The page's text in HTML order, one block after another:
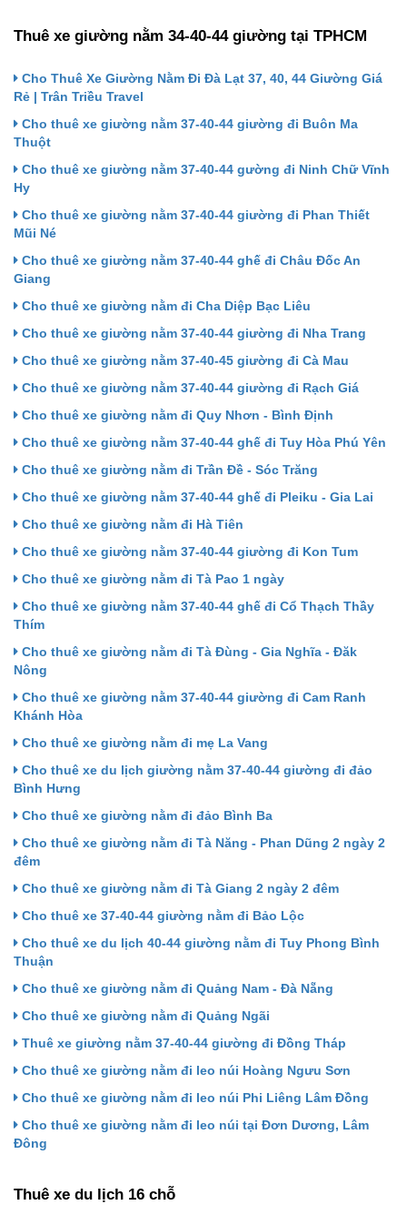
Thuê xe giường nằm 34-40-44 giường tại TPHCM
Cho Thuê Xe Giường Nằm Đi Đà Lạt 37, 40, 44 Giường Giá
Rẻ | Trân Triều Travel
Cho thuê xe giường nằm 37-40-44 giường đi Buôn Ma
Thuột
Cho thuê xe giường nằm 37-40-44 gường đi Ninh Chữ Vĩnh
Hy
Cho thuê xe giường nằm 37-40-44 giường đi Phan Thiết
Mũi Né
Cho thuê xe giường nằm 37-40-44 ghế đi Châu Đốc An
Giang
Cho thuê xe giường nằm đi Cha Diệp Bạc Liêu
Cho thuê xe giường nằm 37-40-44 giường đi Nha Trang
Cho thuê xe giường nằm 37-40-45 giường đi Cà Mau
Cho thuê xe giường nằm 37-40-44 giường đi Rạch Giá
Cho thuê xe giường nằm đi Quy Nhơn - Bình Định
Cho thuê xe giường nằm 37-40-44 ghế đi Tuy Hòa Phú Yên
Cho thuê xe giường nằm đi Trần Đề - Sóc Trăng
Cho thuê xe giường nằm 37-40-44 ghế đi Pleiku - Gia Lai
Cho thuê xe giường nằm đi Hà Tiên
Cho thuê xe giường nằm 37-40-44 giường đi Kon Tum
Cho thuê xe giường nằm đi Tà Pao 1 ngày
Cho thuê xe giường nằm 37-40-44 ghế đi Cổ Thạch Thầy
Thím
Cho thuê xe giường nằm đi Tà Đùng - Gia Nghĩa - Đăk
Nông
Cho thuê xe giường nằm 37-40-44 giường đi Cam Ranh
Khánh Hòa
Cho thuê xe giường nằm đi mẹ La Vang
Cho thuê xe du lịch giường nằm 37-40-44 giường đi đảo
Bình Hưng
Cho thuê xe giường nằm đi đảo Bình Ba
Cho thuê xe giường nằm đi Tà Năng - Phan Dũng 2 ngày 2
đêm
Cho thuê xe giường nằm đi Tà Giang 2 ngày 2 đêm
Cho thuê xe 37-40-44 giường nằm đi Bảo Lộc
Cho thuê xe du lịch 40-44 giường nằm đi Tuy Phong Bình
Thuận
Cho thuê xe giường nằm đi Quảng Nam - Đà Nẵng
Cho thuê xe giường nằm đi Quảng Ngãi
Thuê xe giường nằm 37-40-44 giường đi Đồng Tháp
Cho thuê xe giường nằm đi leo núi Hoàng Ngưu Sơn
Cho thuê xe giường nằm đi leo núi Phi Liêng Lâm Đồng
Cho thuê xe giường nằm đi leo núi tại Đơn Dương, Lâm
Đông
Thuê xe du lịch 16 chỗ